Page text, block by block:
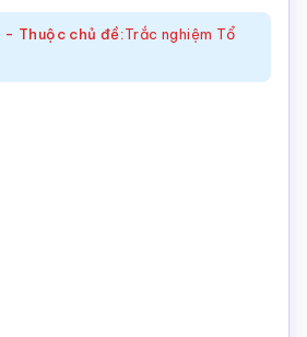
- Thuộc chủ đề:Trắc nghiệm Tổ